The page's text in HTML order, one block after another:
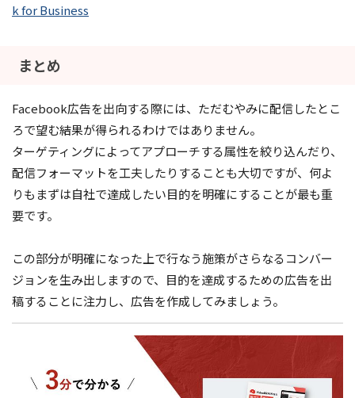
k for Business
まとめ
Facebook広告を出向する際には、ただむやみに配信したとこ
ろで望む結果が得られるわけではありません。
ターゲティングによってアプローチする属性を絞り込んだり、
配信フォーマットを工夫したりすることも大切ですが、何よ
りもまずは自社で達成したい目的を明確にすることが最も重
要です。
この部分が明確になった上で行なう施策がさらなるコンバー
ジョンを生み出しますので、目的を達成するための広告を出
稿することに注力し、広告を作成してみましょう。